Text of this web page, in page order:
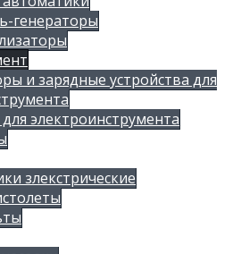
генераторы
и зарядные устройства для
для электроинструмента
злекстрические